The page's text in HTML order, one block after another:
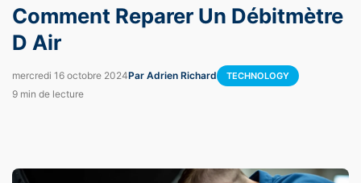
Comment Reparer Un Débitmètre
D Air
mercredi 16 octobre 2024Par Adrien Richard TECHNOLOGY
9 min de lecture